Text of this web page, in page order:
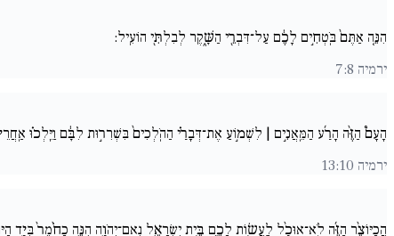
הִנֵּ֚ה אַתֶּם֙ בֹּֽטְחִ֣ים לָכֶ֔ם עַל־דִּבְרֵ֖י הַשָּׁ֑קֶר לְבִלְתִּ֖י הוֹעִֽיל:
ירמיה 7:8
הָעָם֩ הַזֶּ֨ה הָרַ֜ע הַמֵּֽאֲנִ֣ים | לִשְׁמ֣וֹעַ אֶת־דְּבָרַ֗י הַהֹֽלְכִים֙ בִּשְׁרִר֣וּת לִבָּ֔ם וַיֵּֽלְכ֗וּ
ירמיה 13:10
הֲכַיּוֹצֵ֨ר הַזֶּ֜ה לֹֽא־אוּכַ֨ל לַֽעֲשׂ֥וֹת לָכֶ֛ם בֵּ֥ית יִשְׂרָאֵ֖ל נְאֻם־יְהֹוָ֑ה הִנֵּ֚ה כַחֹ֙מֶר֙ בְּיַ֣ד